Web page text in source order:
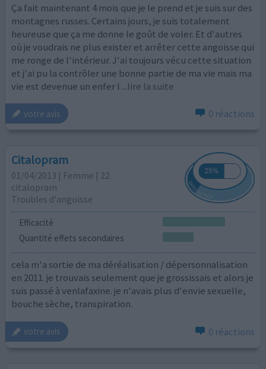
Ça fait maintenant 4 mois que je le prend et je suis sur des
montagnes russes. Certains jours, je suis totalement
heureuse que ça me donne le goût de voler. Et d'autres
où je voudrais ne plus exister et arrêter cette angoisse qui
me ronge de l'intérieur. J'ai toujours vécu cette situation
et j'ai pu la contrôler une bonne partie de ma vie mais ma
vie est devenue un enfer l ...lire la suite
votre avis 0 réactions
Citalopram
01/04/2013 | Femme | 22
citalopram
Troubles d'angoisse
Efficacité
Quantité effets secondaires
cela m'a sortie de ma déréalisation / dépersonnalisation
en 2011. je trouvais seulement que je grossissais et alors je
suis passé à venlafaxine. je n'avais plus d'envie sexuelle,
bouche sèche, transpiration.
votre avis 0 réactions